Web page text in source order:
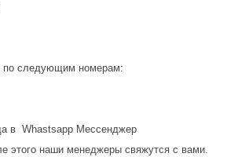
по следующим номерам:
в Whastsapp Мессенджер
этого наши менеджеры свяжутся с вами.